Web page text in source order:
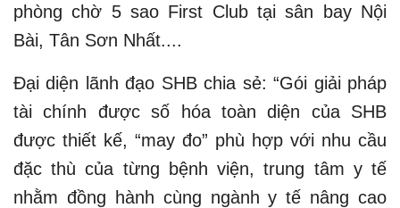
phòng chờ 5 sao First Club tại sân bay Nội
Bài, Tân Sơn Nhất....
Đại diện lãnh đạo SHB chia sẻ: “Gói giải pháp
tài chính được số hóa toàn diện của SHB
được thiết kế, “may đo” phù hợp với nhu cầu
đặc thù của từng bệnh viện, trung tâm y tế
nhằm đồng hành cùng ngành y tế nâng cao